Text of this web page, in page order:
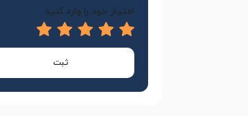
امتیاز خود را وارد کنید
ثبت